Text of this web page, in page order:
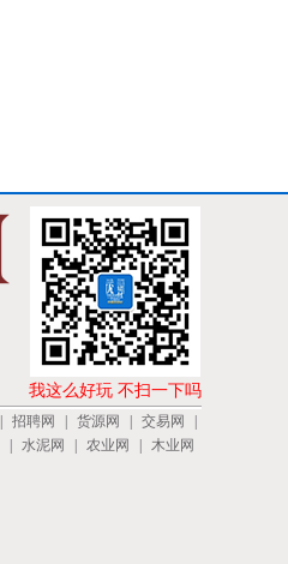
我这么好玩 不扫一下吗
| 招聘网 | 货源网 | 交易网
|
| 水泥网 | 农业网 | 木业网